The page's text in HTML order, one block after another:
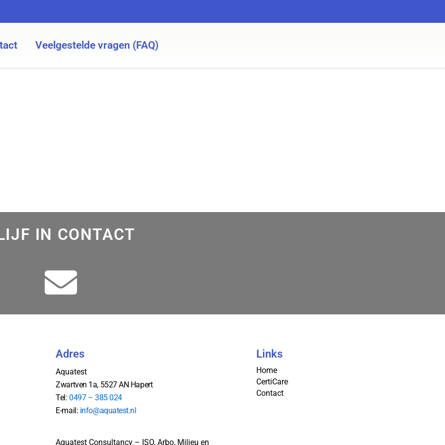
Veelgestelde vragen (FAQ)
IN CONTACT
Adres
Aquatest
Zwartven 1a, 5527 AN Hapert
Tel:0497 – 385 024
E-mail: info@aquatest.nl
Aquatest Consultancy – ISO, Arbo, Milieu en
Links
Home
CertiCare
Contact